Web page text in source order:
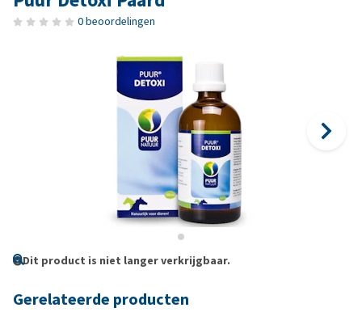
0 beoordelingen
Dit product is niet langer verkrijgbaar.
Gerelateerde producten